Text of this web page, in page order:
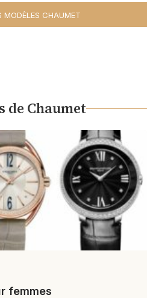
MODÈLES CHAUMET
de Chaumet
femmes